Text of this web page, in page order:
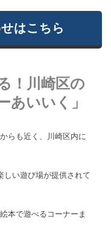
はこちら
！川崎区の
あいいく」
らも近く、川崎区内に
しい遊び場が提供されて
本で遊べるコーナーま